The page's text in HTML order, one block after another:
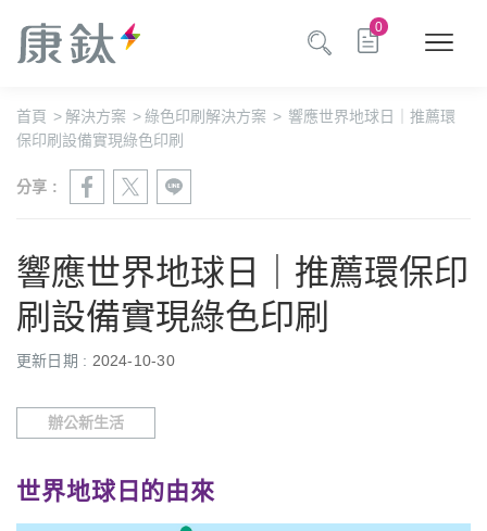
0
首頁 >解決方案 >綠色印刷解決方案 > 響應世界地球日｜推薦環
保印刷設備實現綠色印刷
分享 :
響應世界地球日｜推薦環保印
刷設備實現綠色印刷
更新日期 : 2024-10-30
辦公新生活
世界地球日的由來